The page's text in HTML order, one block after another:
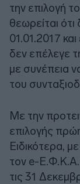
την επιλογή
θεωρείται
01.01.2017
δεν επέλεγε
με συνέπεια
του
Με την
επιλογής
Ειδικότερα,
τον e-Ε.Φ.Κ.Α.
τις 31